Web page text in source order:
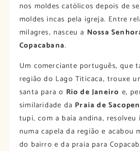
nos moldes católicos depois de
moldes incas pela igreja. Entre
milagres, nasceu a Nossa
Copacabana.
Um comerciante português, que
região do Lago Titicaca, trouxe
santa para o Rio de Janeiro e,
similaridade da Praia de
tupi, com a baía andina, resolveu
numa capela da região e acabou
do bairro e da praia para